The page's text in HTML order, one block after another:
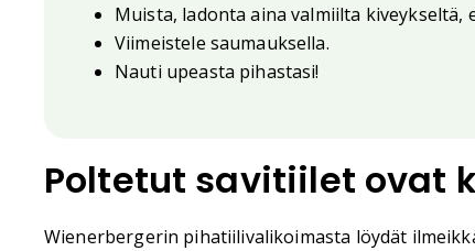
Muista, ladonta aina valmiilta kiveykseltä,
Viimeistele saumauksella.
Nauti upeasta pihastasi!
Poltetut savitiilet ovat
Wienerbergerin pihatiilivalikoimasta löydät